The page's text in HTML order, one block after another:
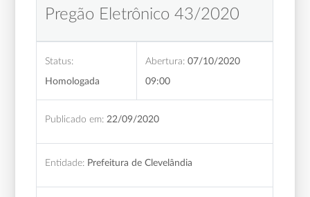
Pregão Eletrônico 43/2020
Status:
Homologada
Abertura: 07/10/2020
09:00
Publicado em: 22/09/2020
Entidade: Prefeitura de Clevelândia